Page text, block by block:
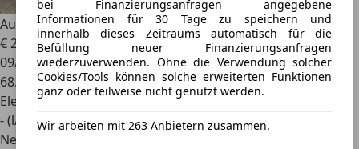
bei Finanzierungsanfragen angegebene
Informationen für 30 Tage zu speichern und
innerhalb dieses Zeitraums automatisch für die
Befüllung neuer Finanzierungsanfragen
wiederzuverwenden. Ohne die Verwendung solcher
Cookies/Tools können solche erweiterten Funktionen
ganz oder teilweise nicht genutzt werden.
Wir arbeiten mit 263 Anbietern zusammen.
Audi A650 TFSI e Quattro Sport/19Zoll/Kamera/Assist/
€ 27.880
09/2020
68.000 km
Elektro/Benzin
- (l/100 km)
Neu